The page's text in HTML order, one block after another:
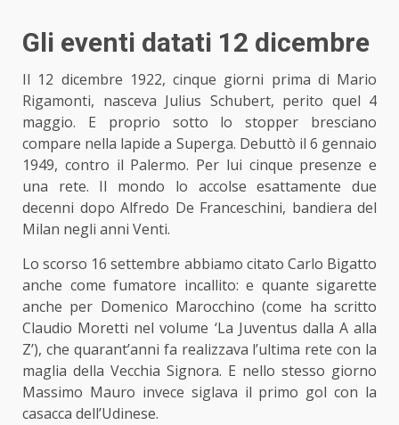
Gli eventi datati 12 dicembre
Il 12 dicembre 1922, cinque giorni prima di Mario
Rigamonti, nasceva Julius Schubert, perito quel 4
maggio. E proprio sotto lo stopper bresciano
compare nella lapide a Superga. Debuttò il 6 gennaio
1949, contro il Palermo. Per lui cinque presenze e
una rete. Il mondo lo accolse esattamente due
decenni dopo Alfredo De Franceschini, bandiera del
Milan negli anni Venti.
Lo scorso 16 settembre abbiamo citato Carlo Bigatto
anche come fumatore incallito: e quante sigarette
anche per Domenico Marocchino (come ha scritto
Claudio Moretti nel volume ‘La Juventus dalla A alla
Z’), che quarant’anni fa realizzava l’ultima rete con la
maglia della Vecchia Signora. E nello stesso giorno
Massimo Mauro invece siglava il primo gol con la
casacca dell’Udinese.